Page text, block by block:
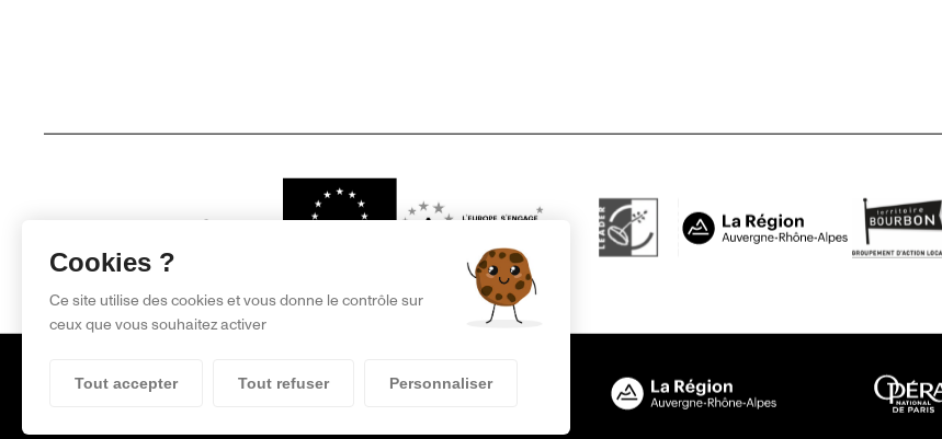
Cookies ?
Ce site utilise des cookies et vous donne le contrôle sur
ceux que vous souhaitez activer
Tout accepter Tout refuser Personnaliser